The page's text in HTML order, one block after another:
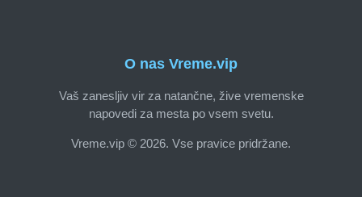
O nas Vreme.vip
Vaš zanesljiv vir za natančne, žive vremenske
napovedi za mesta po vsem svetu.
Vreme.vip © 2026. Vse pravice pridržane.